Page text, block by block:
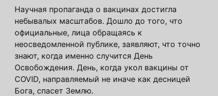
Научная пропаганда о вакцинах достигла
небывалых масштабов. Дошло до того, что
официальные, лица обращаясь к
неосведомленной публике, заявляют, что точно
знают, когда именно случится День
Освобождения. День, когда укол вакцины от
COVID, направляемый не иначе как десницей
Бога, спасет Землю.